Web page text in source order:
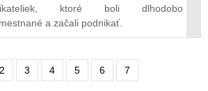
ktoré boli dlhodobo
a začali podnikať.
2 3 4 5 6 7